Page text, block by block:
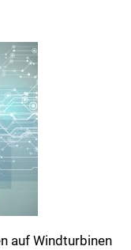
auf Windturbinen